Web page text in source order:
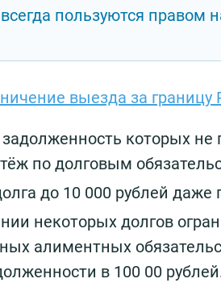
пользуются правом
выезда за границу
которых не
по долговым
до 10 000 рублей даже
некоторых долгов
алиментных
в 100 00